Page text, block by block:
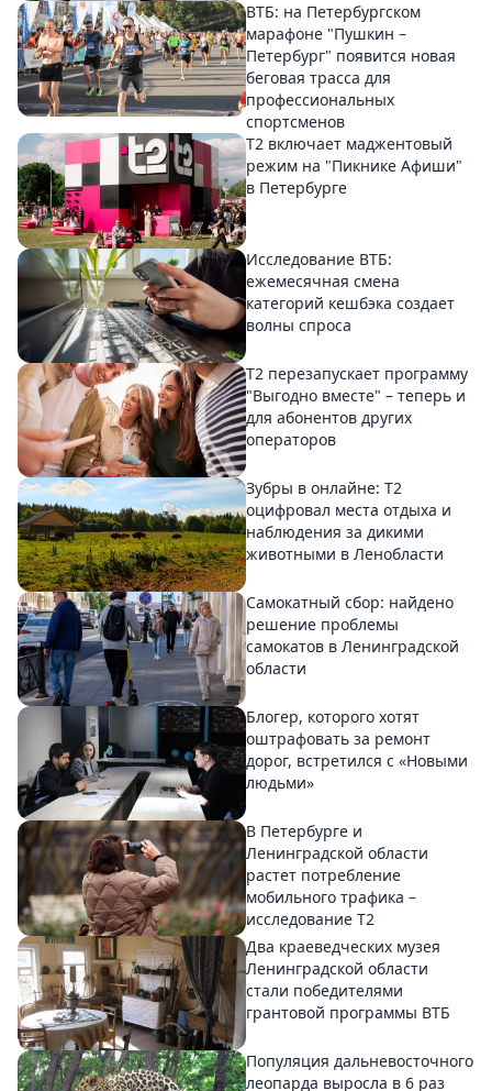
ВТБ: на Петербургском
марафоне "Пушкин –
Петербург" появится новая
беговая трасса для
профессиональных
спортсменов
Т2 включает маджентовый
режим на "Пикнике Афиши"
в Петербурге
Исследование ВТБ:
ежемесячная смена
категорий кешбэка создает
волны спроса
Т2 перезапускает программу
"Выгодно вместе" – теперь и
для абонентов других
операторов
Зубры в онлайне: Т2
оцифровал места отдыха и
наблюдения за дикими
животными в Ленобласти
Самокатный сбор: найдено
решение проблемы
самокатов в Ленинградской
области
Блогер, которого хотят
оштрафовать за ремонт
дорог, встретился с «Новыми
людьми»
В Петербурге и
Ленинградской области
растет потребление
мобильного трафика –
исследование T2
Два краеведческих музея
Ленинградской области
стали победителями
грантовой программы ВТБ
Популяция дальневосточного
леопарда выросла в 6 раз